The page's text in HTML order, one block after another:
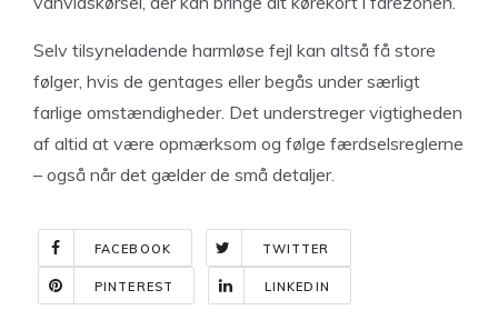
Selv tilsyneladende harmløse fejl kan altså få store
følger, hvis de gentages eller begås under særligt
farlige omstændigheder. Det understreger vigtigheden
af altid at være opmærksom og følge færdselsreglerne
– også når det gælder de små detaljer.
FACEBOOK TWITTER
PINTEREST LINKEDIN